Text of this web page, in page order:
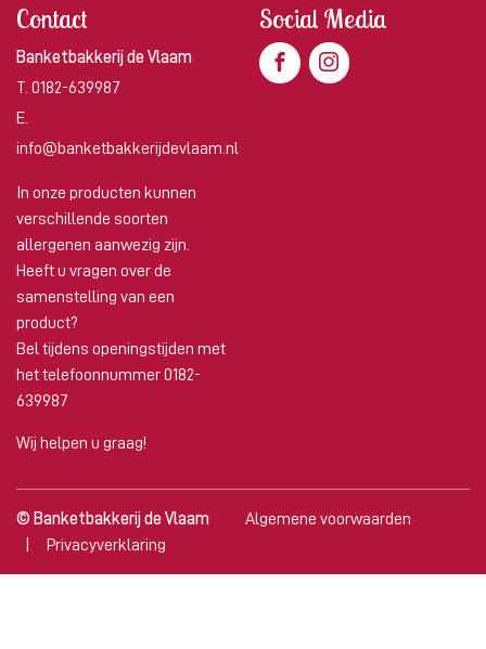
Contact
Banketbakkerij de Vlaam
T. 0182-639987
E.
info@banketbakkerijdevlaam.nl
In onze producten kunnen
verschillende soorten
allergenen aanwezig zijn.
Heeft u vragen over de
samenstelling van een
product?
Bel tijdens openingstijden met
het telefoonnummer 0182-
639987
Wij helpen u graag!
Social Media
© Banketbakkerij de Vlaam
Algemene voorwaarden
Privacyverklaring